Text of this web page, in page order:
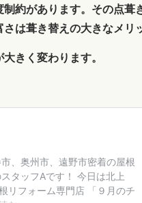
約があります。その点
は葺き替えの大きなメリ
きく変わります。